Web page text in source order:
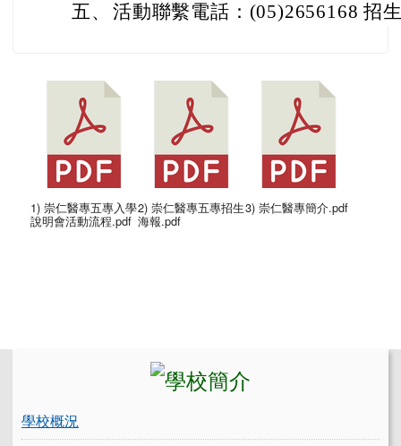
五、 活動聯繫電話：(05)2656168 招
1) 崇仁醫專五專入學
說明會活動流程.pdf
2) 崇仁醫專五專招生
海報.pdf
3) 崇仁醫專簡介.pdf
學校概況